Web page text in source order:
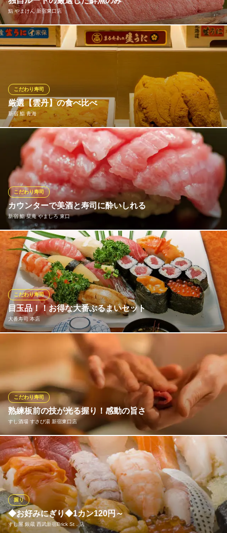
【扉付き完全個室居酒屋】 焼き鳥 寿司食べ放題 歌舞伎商店
新宿 扉付き完全個室
西武新宿線西武新宿駅 徒歩3分
東京都新宿区歌舞伎町1-17-6 第3NKビル5F
鮨 やまけん 新宿東口店
《極上の味わい天然本マグロ》 マグロは鮪専門店より厳選したも
のを仕入れ。生マグロにこだわり、その時期に旨味の乗った最上
り寄せた季節の旬魚をお愉しみいただきます。
鮨 やまけん 新宿東口店
厳選食材使用の寿司割烹
西武新宿線西武新宿駅 徒歩3分
東京都新宿区歌舞伎町1-18-9 WaMall歌舞伎町6F
厳選【雲丹】の食べ比べ
新宿 鮨 青海
こだわり寿司
【北海道】函館 ムラサキウニ・利尻 バフンウニ・北斗市 バフン
ウニ・利尻 塩水 バフンウニ・ 茅部郡 ムラサキウニ 【宮城】石巻
市 ムラサキウニ 【青森】 陸奥市 塩水ムラサキウニ など、全国各
地の極上雲丹を常に数種類取り揃えてございますので、是非とも
食べ比べをしてみてください
新宿 鮨 青海
新宿 鮨
都営大江戸線新宿西口駅D5番出口 徒歩2分
東京都新宿区西新宿7-9-13 石川ビル4F
カウンターで美酒と寿司に酔いしれる
新宿 鮨 栞庵 やましろ 東口
こだわり寿司
自慢の寿司のネタは、大将が自ら毎朝市場へ足を運び仕入れるこ
だわりの旬魚を使用。定番から季節のものまで、長年の経験で培
ってきた目利きで選び抜かれた鮮魚はどれも美味。妥協を許さ
ず、本当に良いと思ったもののみを買い付け、自信を持って皆様
へご提供いたします。
新宿 鮨 栞庵 やましろ 東口
銀座の名店プロデュース
西武新宿線西武新宿駅 徒歩4分
東京都新宿区歌舞伎町1-19-3 歌舞伎町商店街振興組合ビル5F
目玉品！！お得な大番ぶるまいセット
大番寿司 本店
こだわり寿司
初来店のお客様におすすめ大番ぶるまいセット！にぎり10貫、鉄
火巻1本、茶碗蒸し、お碗、お好きなドリンクを1杯（中生ビー
ル、サワー類、ソフトドリンクをサービス）税込み４950円♪（ビ
ールをお付けした場合の総額は7000円相当）
大番寿司 本店
新宿本格寿司 河岸直送
地下鉄丸ノ内線新宿駅B10番出口 徒歩5分
東京都新宿区歌舞伎町1-3-11
熟練板前の技が光る握り！感動の旨さ
すし酒場 すさび湯 新宿東口店
こだわり寿司
すさび湯の寿司職人は、長年の経験で培われた確かな技術で、新
鮮なネタの旨味を最大限に引き出します。赤酢のシャリとネタが
織りなす絶妙なハーモニーは、まさに芸術。一貫一貫に魂を込め
て握る、至福の味わいをご堪能ください。大衆酒場のお財布に優
しい価格で、本格寿司の感動をお届けします！
すし酒場 すさび湯 新宿東口店
◆お好みにぎり◆1カン120円～
すし屋 銀蔵 西武新宿Brick St．店
握り